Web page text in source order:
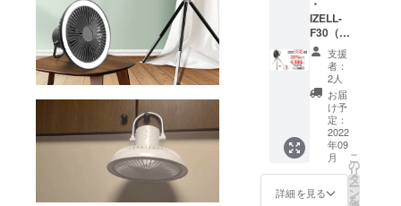
・
IZELL-
F30（ブ
ラウ
ン）×1
・本体
×1 ・三
脚×1 ・
リモコ
ン×1 ・
充電
ケーブ
ル×１
（アダ
支援
者：
2人
お届
け予
定：
2022
年09
月
詳細を見る
こ
の
リ
タ
ー
ン
を